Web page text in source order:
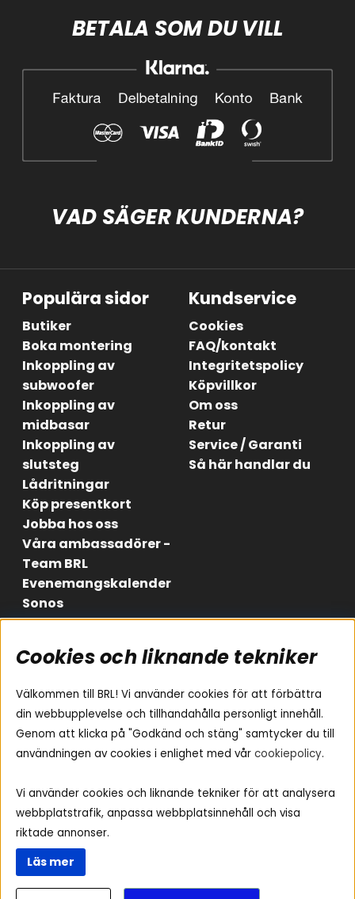
BETALA SOM DU VILL
VAD SÄGER KUNDERNA?
Populära sidor
Butiker
Boka montering
Inkoppling av
subwoofer
Inkoppling av
midbasar
Inkoppling av
slutsteg
Lådritningar
Köp presentkort
Jobba hos oss
Våra ambassadörer -
Team BRL
Evenemangskalender
Sonos
Kundservice
Cookies
FAQ/kontakt
Integritetspolicy
Köpvillkor
Om oss
Retur
Service / Garanti
Så här handlar du
Områden
Billjud
Hemmaljud
Medarbetare
Vad passar i min bil
Yamaha Musiccast
Ljud till A-traktorn
Ljud till båten
Ljud till lastbil
Ljus till A-traktorn
Visselblåsning
Följ oss
Instagram
Facebook
Youtube
Cookies och liknande tekniker
Välkommen till BRL! Vi använder cookies för att förbättra
din webbupplevelse och tillhandahålla personligt innehåll.
Genom att klicka på "Godkänd och stäng" samtycker du till
användningen av cookies i enlighet med vår cookiepolicy.
Vi använder cookies och liknande tekniker för att analysera
webbplatstrafik, anpassa webbplatsinnehåll och visa
riktade annonser.
Läs mer